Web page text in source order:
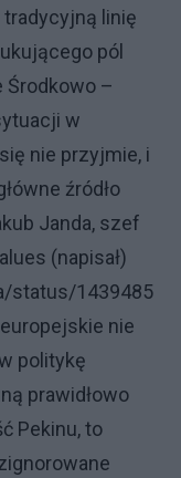
linię
pól
Środkowo –
w
nie przyjmie, i
źródło
Janda, szef
(napisał)
status/1439485
nie
politykę
prawidłowo
Pekinu, to